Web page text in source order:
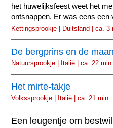
het huwelijksfeest weet het
ontsnappen. Er was eens een
Kettingsprookje | Duitsland | ca. 3
De bergprins en de
Natuursprookje | Italië | ca. 22 min.
Het mirte-takje
Volkssprookje | Italië | ca. 21 min.
Een leugentje om bestwil